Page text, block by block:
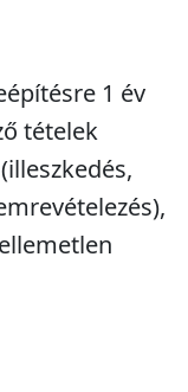
1 év
tételek